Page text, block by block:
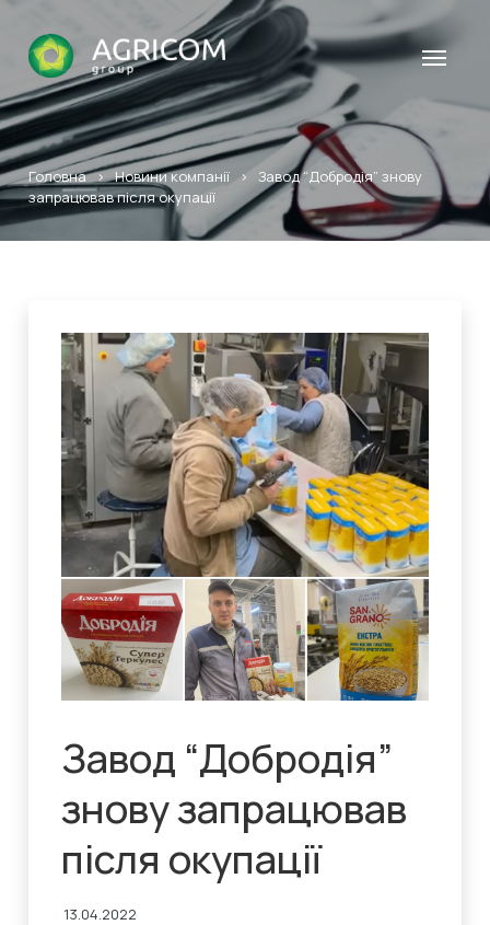
Головна>Новини компанії >Завод “Добродія” знову
запрацював після окупації
Завод “Добродія”
знову запрацював
після окупації
13.04.2022